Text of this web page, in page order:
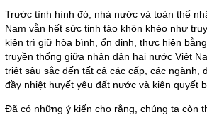
Trước tình hình đó, nhà nước và toàn thể
Nam vẫn hết sức tỉnh táo khôn khéo như
kiên trì giữ hòa bình, ổn định, thực hiện
truyền thống giữa nhân dân hai nước Việt
triệt sâu sắc đến tất cả các cấp, các ngành,
đầy nhiệt huyết yêu đất nước và kiên quyết
Đã có những ý kiến cho rằng, chúng ta còn